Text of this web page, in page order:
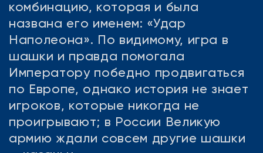
комбинацию, которая и была
названа его именем: «Удар
Наполеона». По видимому, игра в
шашки и правда помогала
Императору победно продвигаться
по Европе, однако история не знает
игроков, которые никогда не
проигрывают; в России Великую
армию ждали совсем другие шашки